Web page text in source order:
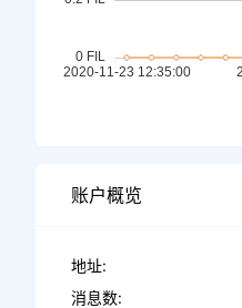
账户概览
地址:
消息数: